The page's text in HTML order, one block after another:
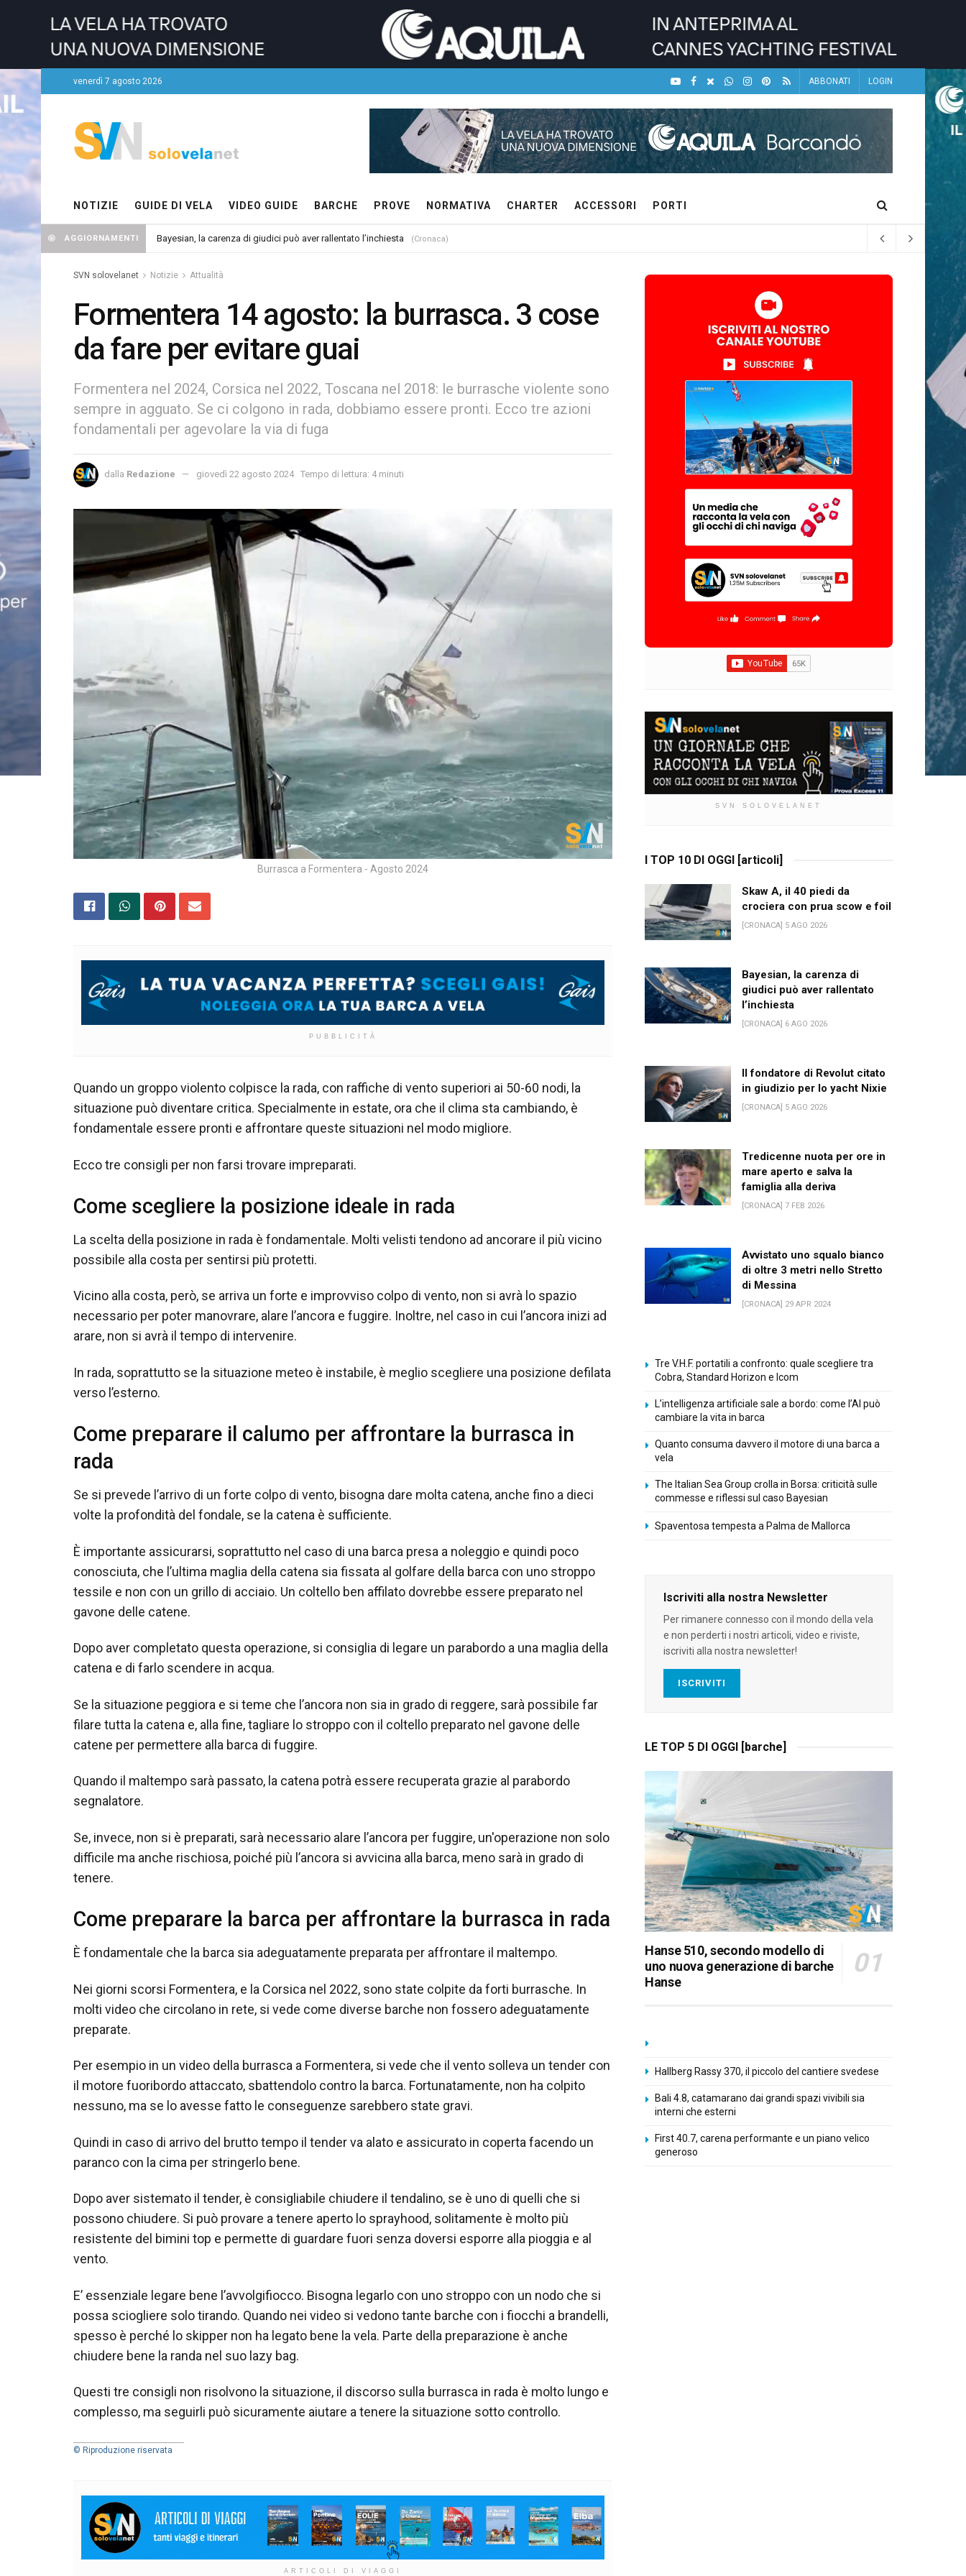
venerdì 7 agosto 2026 ABBONATI LOGIN
NOTIZIE GUIDE DI VELA VIDEO GUIDE BARCHE PROVE NORMATIVA CHARTER ACCESSORI PORTI
AGGIORNAMENTI Bayesian, la carenza di giudici può aver rallentato l’inchiesta (Cronaca)
SVN solovelanet Notizie Attualità
Formentera 14 agosto: la burrasca. 3 cose
da fare per evitare guai
Formentera nel 2024, Corsica nel 2022, Toscana nel 2018: le burrasche violente sono
sempre in agguato. Se ci colgono in rada, dobbiamo essere pronti. Ecco tre azioni
fondamentali per agevolare la via di fuga
dalla Redazione giovedì 22 agosto 2024 Tempo di lettura: 4 minuti
Burrasca a Formentera - Agosto 2024
PUBBLICITÀ
Quando un groppo violento colpisce la rada, con raffiche di vento superiori ai 50-60 nodi, la
situazione può diventare critica. Specialmente in estate, ora che il clima sta cambiando, è
fondamentale essere pronti e affrontare queste situazioni nel modo migliore.
Ecco tre consigli per non farsi trovare impreparati.
Come scegliere la posizione ideale in rada
La scelta della posizione in rada è fondamentale. Molti velisti tendono ad ancorare il più vicino
possibile alla costa per sentirsi più protetti.
Vicino alla costa, però, se arriva un forte e improvviso colpo di vento, non si avrà lo spazio
necessario per poter manovrare, alare l’ancora e fuggire. Inoltre, nel caso in cui l’ancora inizi ad
arare, non si avrà il tempo di intervenire.
In rada, soprattutto se la situazione meteo è instabile, è meglio scegliere una posizione defilata
verso l’esterno.
Come preparare il calumo per affrontare la burrasca in
rada
Se si prevede l’arrivo di un forte colpo di vento, bisogna dare molta catena, anche fino a dieci
volte la profondità del fondale, se la catena è sufficiente.
È importante assicurarsi, soprattutto nel caso di una barca presa a noleggio e quindi poco
conosciuta, che l’ultima maglia della catena sia fissata al golfare della barca con uno stroppo
tessile e non con un grillo di acciaio. Un coltello ben affilato dovrebbe essere preparato nel
gavone delle catene.
Dopo aver completato questa operazione, si consiglia di legare un parabordo a una maglia della
catena e di farlo scendere in acqua.
Se la situazione peggiora e si teme che l’ancora non sia in grado di reggere, sarà possibile far
filare tutta la catena e, alla fine, tagliare lo stroppo con il coltello preparato nel gavone delle
catene per permettere alla barca di fuggire.
Quando il maltempo sarà passato, la catena potrà essere recuperata grazie al parabordo
segnalatore.
Se, invece, non si è preparati, sarà necessario alare l’ancora per fuggire, un'operazione non solo
difficile ma anche rischiosa, poiché più l’ancora si avvicina alla barca, meno sarà in grado di
tenere.
Come preparare la barca per affrontare la burrasca in rada
È fondamentale che la barca sia adeguatamente preparata per affrontare il maltempo.
Nei giorni scorsi Formentera, e la Corsica nel 2022, sono state colpite da forti burrasche. In
molti video che circolano in rete, si vede come diverse barche non fossero adeguatamente
preparate.
Per esempio in un video della burrasca a Formentera, si vede che il vento solleva un tender con
il motore fuoribordo attaccato, sbattendolo contro la barca. Fortunatamente, non ha colpito
nessuno, ma se lo avesse fatto le conseguenze sarebbero state gravi.
Quindi in caso di arrivo del brutto tempo il tender va alato e assicurato in coperta facendo un
paranco con la cima per stringerlo bene.
Dopo aver sistemato il tender, è consigliabile chiudere il tendalino, se è uno di quelli che si
possono chiudere. Si può provare a tenere aperto lo sprayhood, solitamente è molto più
resistente del bimini top e permette di guardare fuori senza doversi esporre alla pioggia e al
vento.
E’ essenziale legare bene l’avvolgifiocco. Bisogna legarlo con uno stroppo con un nodo che si
possa sciogliere solo tirando. Quando nei video si vedono tante barche con i fiocchi a brandelli,
spesso è perché lo skipper non ha legato bene la vela. Parte della preparazione è anche
chiudere bene la randa nel suo lazy bag.
Questi tre consigli non risolvono la situazione, il discorso sulla burrasca in rada è molto lungo e
complesso, ma seguirli può sicuramente aiutare a tenere la situazione sotto controllo.
© Riproduzione riservata
ARTICOLI DI VIAGGI
SVN SOLOVELANET
I TOP 10 DI OGGI [articoli]
Skaw A, il 40 piedi da
crociera con prua scow e foil
[CRONACA] 5 AGO 2026
Bayesian, la carenza di
giudici può aver rallentato
l’inchiesta
[CRONACA] 6 AGO 2026
Il fondatore di Revolut citato
in giudizio per lo yacht Nixie
[CRONACA] 5 AGO 2026
Tredicenne nuota per ore in
mare aperto e salva la
famiglia alla deriva
[CRONACA] 7 FEB 2026
Avvistato uno squalo bianco
di oltre 3 metri nello Stretto
di Messina
[CRONACA] 29 APR 2024
Tre V.H.F. portatili a confronto: quale scegliere tra
Cobra, Standard Horizon e Icom
L’intelligenza artificiale sale a bordo: come l’AI può
cambiare la vita in barca
Quanto consuma davvero il motore di una barca a
vela
The Italian Sea Group crolla in Borsa: criticità sulle
commesse e riflessi sul caso Bayesian
Spaventosa tempesta a Palma de Mallorca
Iscriviti alla nostra Newsletter
Per rimanere connesso con il mondo della vela
e non perderti i nostri articoli, video e riviste,
iscriviti alla nostra newsletter!
ISCRIVITI
LE TOP 5 DI OGGI [barche]
Hanse 510, secondo modello di
uno nuova generazione di barche
Hanse
Hallberg Rassy 370, il piccolo del cantiere svedese
Bali 4.8, catamarano dai grandi spazi vivibili sia
interni che esterni
First 40.7, carena performante e un piano velico
generoso